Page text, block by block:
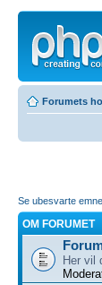
Forumets
Se ubesvarte
OM FORUMET
Her vil